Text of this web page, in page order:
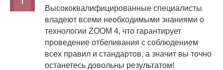
Высококвалифицированные специалисты
владеют всеми необходимыми знаниями о
технологии ZOOM 4, что гарантирует
проведение отбеливания с соблюдением
всех правил и стандартов, а значит вы точно
останетесь довольны результатом!